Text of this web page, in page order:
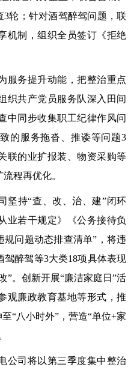
3轮；针对酒驾醉驾问题，联
机制，组织全员签订《拒绝
务提升动能，把整治重点
织共产党员服务队深入田间
中同步收集职工纪律作风问
的服务拖沓、推诿等问题3
联的业扩报装、物资采购等
程再优化。
持“查、改、治、建”闭环
业若干规定》《公务接待负
规问题动态排查清单”，将违
醉驾等3大类18项具体表现
”。创新开展“廉洁家庭日”活
观廉政教育基地等形式，推
“八小时外”，营造“单位+家
司将以第三季度集中整治